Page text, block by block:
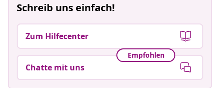
Schreib uns einfach!
Zum Hilfecenter
Empfohlen
Chatte mit uns